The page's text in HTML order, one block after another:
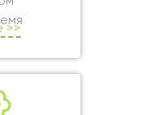
>>